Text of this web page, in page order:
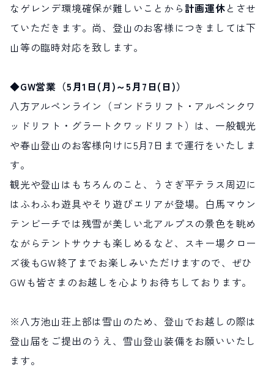
営業時間：9:00～17:00 定休日：無休
TEL.0261-85-4210 / FAX.0261-85-4240
なゲレンデ環境確保が難しいことから計画運休とさせ
ていただきます。尚、登山のお客様につきましては下
山等の臨時対応を致します。
◆GW営業（5月1日(月)～5月7日(日)）
八方アルペンライン（ゴンドラリフト・アルペンクワ
ッドリフト・グラートクワッドリフト）は、一般観光
や春山登山のお客様向けに5月7日まで運行をいたしま
す。
観光や登山はもちろんのこと、うさぎ平テラス周辺に
はふわふわ遊具やそり遊びエリアが登場。白馬マウン
テンビーチでは残雪が美しい北アルプスの景色を眺め
ながらテントサウナも楽しめるなど、スキー場クロー
ズ後もGW終了までお楽しみいただけますので、ぜひ
GWも皆さまのお越しを心よりお待ちしております。
※八方池山荘上部は雪山のため、登山でお越しの際は
登山届をご提出のうえ、雪山登山装備をお願いいたし
ます。